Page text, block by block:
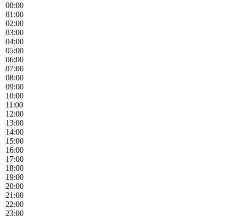
00:00
01:00
02:00
03:00
04:00
05:00
06:00
07:00
08:00
09:00
10:00
11:00
12:00
13:00
14:00
15:00
16:00
17:00
18:00
19:00
20:00
21:00
22:00
23:00